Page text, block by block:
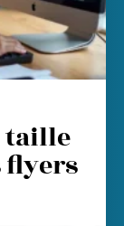
taille
flyers